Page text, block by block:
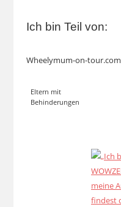
Ich bin Teil von:
Wheelymum-on-tour.com
Eltern mit
Behinderungen